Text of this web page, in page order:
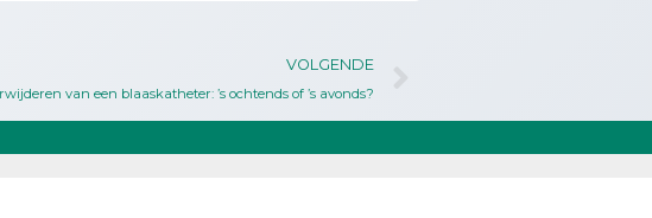
VOLGENDE
van een blaaskatheter: ’s ochtends of ’s avonds?